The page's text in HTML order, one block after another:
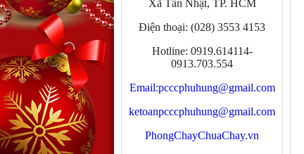
Xã Tân Nhật, TP. HCM
Điện thoại: (028) 3553 4153
Hotline: 0919.614114-
0913.703.554
Email:pcccphuhung@gmail.com
ketoanpcccphuhung@gmail.com
PhongChayChuaChay.vn